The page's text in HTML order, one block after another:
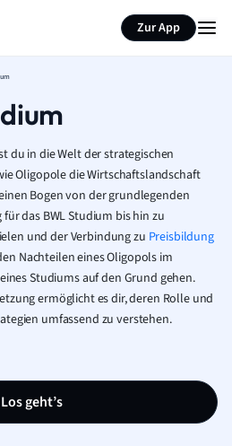
Zur App
du in die Welt der strategischen
Oligopole die Wirtschaftslandschaft
Bogen von der grundlegenden
das BWL Studium bis hin zu
und der Verbindung zu Preisbildung
Nachteilen eines Oligopols im
Studiums auf den Grund gehen.
ermöglicht es dir, deren Rolle und
umfassend zu verstehen.
Los geht’s